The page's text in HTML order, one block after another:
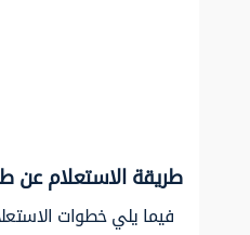
طريقة الاستعلام عن
فيما يلي خطوات